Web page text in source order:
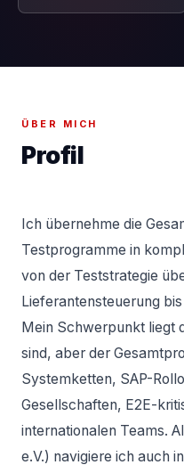
ÜBER MICH
Profil
Ich übernehme die
Testprogramme in
von der Teststrategie
Lieferantensteuerung
Mein Schwerpunkt liegt
sind, aber der
Systemketten, SAP-
Gesellschaften, E2E-
internationalen Teams.
e.V.) navigiere ich auch